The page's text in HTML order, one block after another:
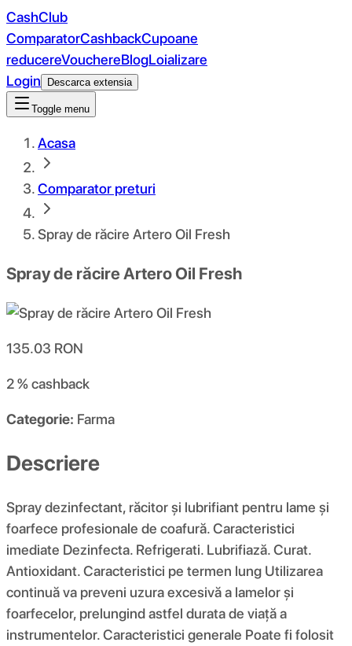
CashClub
ComparatorCashbackCupoane
reducereVouchereBlogLoializare
Login
Descarca extensia
Toggle menu
Acasa
Comparator preturi
Spray de răcire Artero Oil Fresh
Spray de răcire Artero Oil Fresh
135.03 RON
2 %cashback
Categorie: Farma
Descriere
Spray dezinfectant, răcitor și lubrifiant pentru lame și
foarfece profesionale de coafură. Caracteristici
imediate Dezinfecta. Refrigerati. Lubrifiază. Curat.
Antioxidant. Caracteristici pe termen lung Utilizarea
continuă va preveni uzura excesivă a lamelor și
foarfecelor, prelungind astfel durata de viață a
instrumentelor. Caracteristici generale Poate fi folosit